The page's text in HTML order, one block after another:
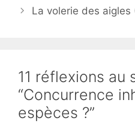
La volerie des aigles
11 réflexions au
“Concurrence
espèces ?”